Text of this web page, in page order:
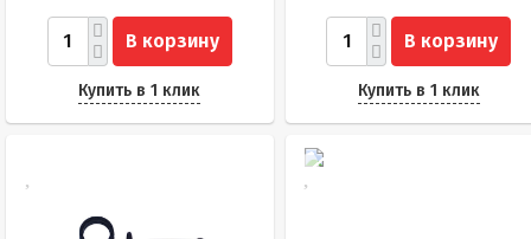
В корзину
Купить в 1 клик
В корзину
Купить в 1 клик